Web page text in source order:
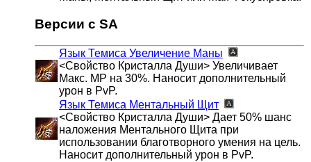
Версии с SA
Язык Темиса Увеличение Маны
<Свойство Кристалла Души> Увеличивает
Макс. MP на 30%. Наносит дополнительный
урон в PvP.
Язык Темиса Ментальный Щит
<Свойство Кристалла Души> Дает 50% шанс
наложения Ментального Щита при
использовании благотворного умения на цель.
Наносит дополнительный урон в PvP.